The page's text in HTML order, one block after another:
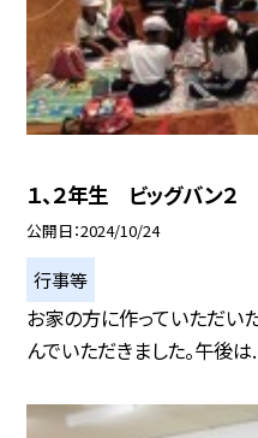
１、２年生 ビッグバン２
公開日 2024/10/24
行事等
お家の方に作っていただい
んでいただきました。午後は